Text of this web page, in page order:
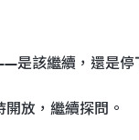
是該繼續，還是停
放，繼續探問。